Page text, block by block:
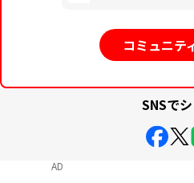
コミュニテ
SNSで
AD